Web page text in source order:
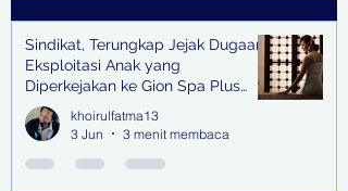
Sindikat, Terungkap Jejak Dugaan
Eksploitasi Anak yang
Diperkejakan ke Gion Spa Plus
and Pub Surabaya,
khoirulfatma13
3 Jun
3 menit membaca